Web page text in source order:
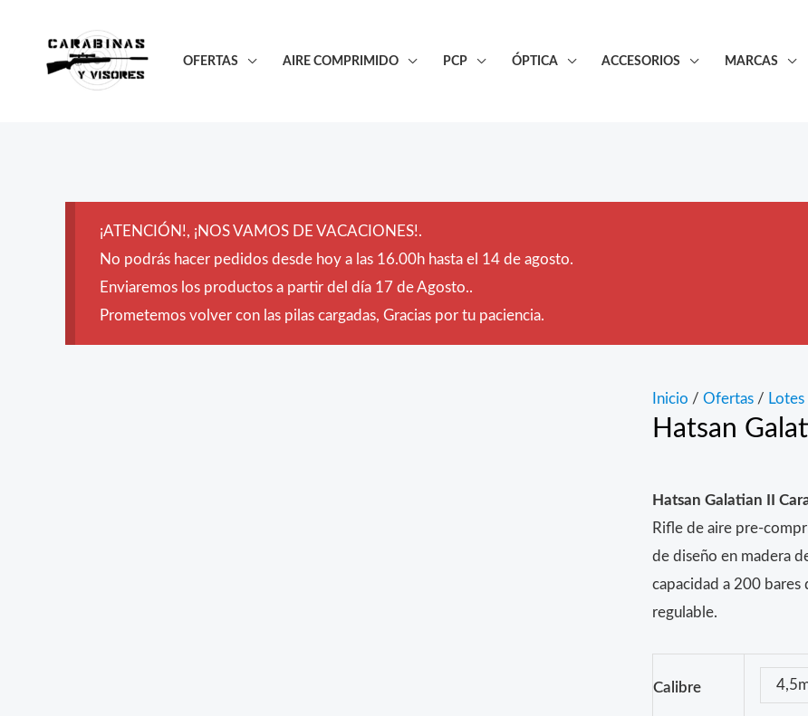
contenido
OFERTAS AIRE COMPRIMIDO PCP ÓPTICA ACCESORIOS MARCAS
¡ATENCIÓN!, ¡NOS VAMOS DE VACACIONES!.
No podrás hacer pedidos desde hoy a las 16.00h hasta el 14 de agosto.
Enviaremos los productos a partir del día 17 de Agosto..
Prometemos volver con las pilas cargadas, Gracias por tu paciencia.
Inicio / Ofertas / Lotes
Hatsan
Hatsan Galatian II
Rifle de aire pre-
de diseño en madera
capacidad a 200
regulable.
Calibre